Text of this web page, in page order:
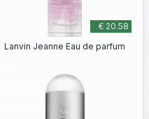
€ 20.58
Lanvin Jeanne Eau de parfum